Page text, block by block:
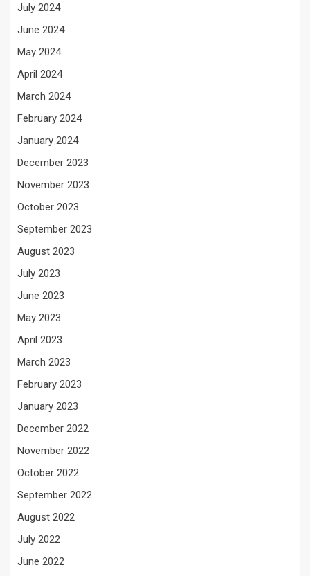
July 2024
June 2024
May 2024
April 2024
March 2024
February 2024
January 2024
December 2023
November 2023
October 2023
September 2023
August 2023
July 2023
June 2023
May 2023
April 2023
March 2023
February 2023
January 2023
December 2022
November 2022
October 2022
September 2022
August 2022
July 2022
June 2022